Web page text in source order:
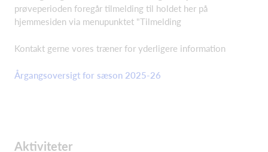
prøveperioden foregår tilmelding til holdet her på
hjemmesiden via menupunktet "Tilmelding
Kontakt gerne vores træner for yderligere information
Årgangsoversigt for sæson 2025-26
Aktiviteter